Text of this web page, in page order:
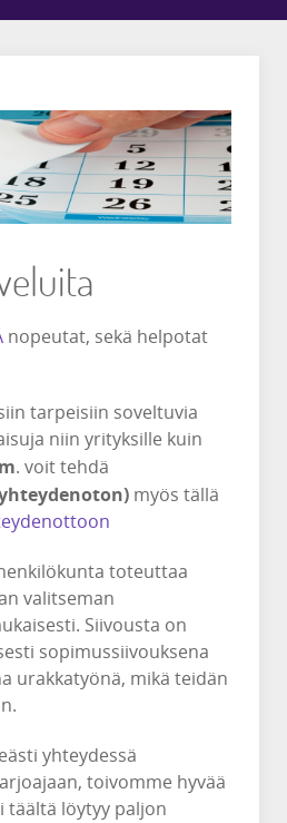
nopeutat, sekä helpotat
tarpeisiin soveltuvia
niin yrityksille kuin
. voit tehdä
myös tällä
toteuttaa
valitseman
Siivousta on
sopimussiivouksena
urakkatyönä, mikä teidän
yhteydessä
toivomme hyvää
täältä löytyy paljon